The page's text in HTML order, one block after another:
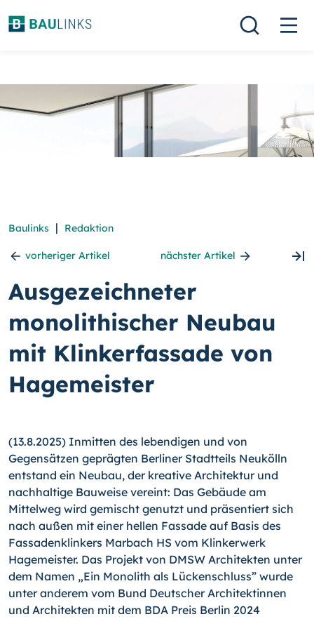
Baulinks | Redaktion
vorheriger Artikel nächster Artikel
Ausgezeichneter
monolithischer Neubau
mit Klinkerfassade von
Hagemeister
(13.8.2025) Inmitten des lebendigen und von
Gegensätzen geprägten Berliner Stadtteils Neukölln
entstand ein Neubau, der kreative Architektur und
nachhaltige Bauweise vereint: Das Gebäude am
Mittelweg wird gemischt genutzt und präsentiert sich
nach außen mit einer hellen Fassade auf Basis des
Fassadenklinkers Marbach HS vom Klinkerwerk
Hagemeister. Das Projekt von DMSW Architekten unter
dem Namen „Ein Monolith als Lückenschluss” wurde
unter anderem vom Bund Deutscher Architektinnen
und Architekten mit dem BDA Preis Berlin 2024